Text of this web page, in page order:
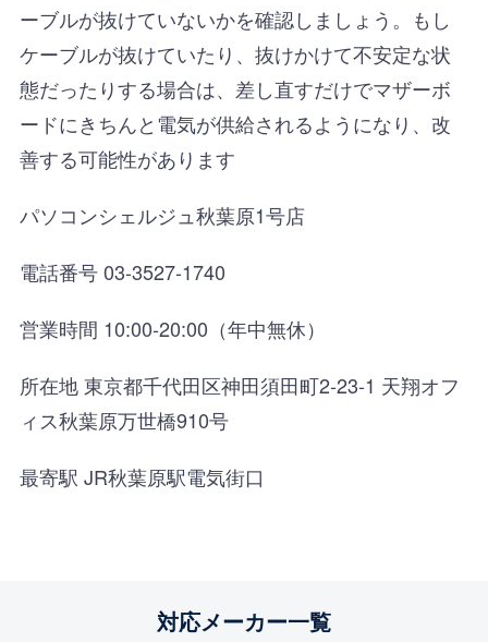
ーブルが抜けていないかを確認しましょう。もし
ケーブルが抜けていたり、抜けかけて不安定な状
態だったりする場合は、差し直すだけでマザーボ
ードにきちんと電気が供給されるようになり、改
善する可能性があります
パソコンシェルジュ秋葉原1号店
電話番号 03-3527-1740
営業時間 10:00-20:00（年中無休）
所在地 東京都千代田区神田須田町2-23-1 天翔オフ
ィス秋葉原万世橋910号
最寄駅 JR秋葉原駅電気街口
対応メーカー一覧